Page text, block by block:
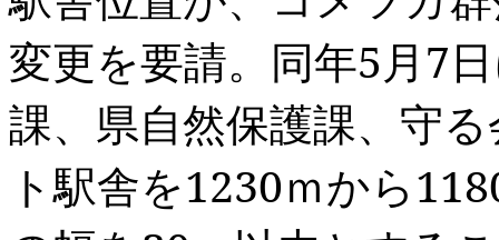
変更を要請。同年5月7
課、県自然保護課、守
ト駅舎を1230ｍから